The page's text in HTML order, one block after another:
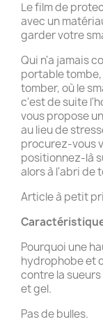
Le film de
avec un
garder votre
Qui n'a jamais
portable
tomber, où le
c'est de suite
vous propose
au lieu de
procurez-vous
positionnez-là
alors à l'abri de
Article à petit
Pourquoi une
hydrophobe et
contre la
et gel.
Pas de bulles.